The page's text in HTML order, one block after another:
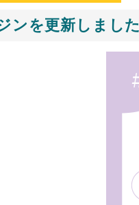
ンを更新しました